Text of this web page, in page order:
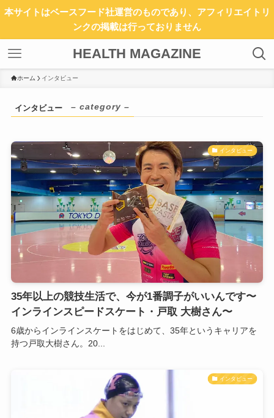
本サイトはベースフード社運営のものであり、アフィリエイトリ
ンクの掲載は行っておりません
HEALTH MAGAZINE
ホーム インタビュー
インタビュー – category –
インタビュー
35年以上の競技生活で、今が1番調子がいいんです〜
インラインスピードスケート・戸取 大樹さん〜
6歳からインラインスケートをはじめて、35年というキャリアを
持つ戸取大樹さん。20...
インタビュー